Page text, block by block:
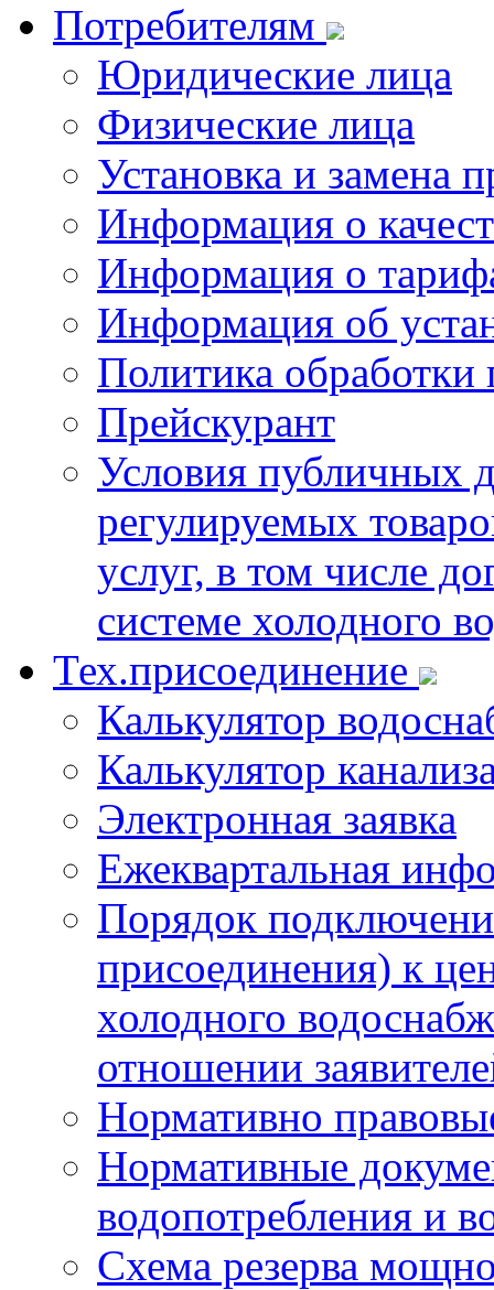
Потребителям
Юридические лица
Физические лица
Установка и замена
Информация о
Информация о
Информация об
Политика
Прейскурант
Условия публичных
регулируемых
услуг, в том числе
системе холодного
Тех.присоединение
Калькулятор
Калькулятор
Электронная заявка
Ежеквартальная
Порядок
присоединения) к
холодного
отношении
Нормативно
Нормативные
водопотребления и
Схема резерва